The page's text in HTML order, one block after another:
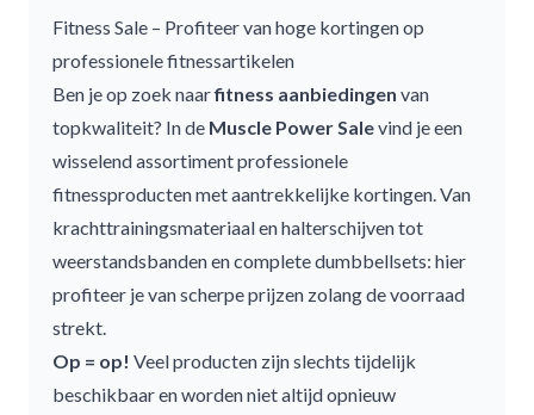
Fitness Sale – Profiteer van hoge kortingen op
professionele fitnessartikelen
Ben je op zoek naarfitness aanbiedingen van
topkwaliteit? In de Muscle Power Salevind je een
wisselend assortiment professionele
fitnessproducten met aantrekkelijke kortingen. Van
krachttrainingsmateriaalenhalterschijventot
weerstandsbandenencomplete dumbbellsets: hier
profiteer je van scherpe prijzen zolang de voorraad
strekt.
Op = op! Veel producten zijn slechts tijdelijk
beschikbaar en worden niet altijd opnieuw